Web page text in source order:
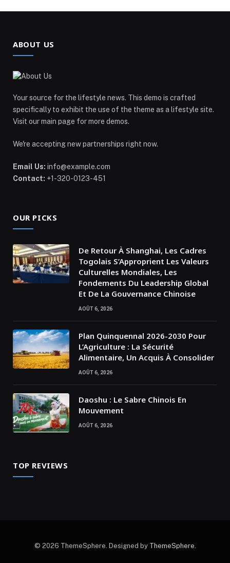
ABOUT US
Your source for the lifestyle news. This demo is crafted
specifically to exhibit the use of the theme as a lifestyle site.
Visit our main page for more demos.
We're accepting new partnerships right now.
Email Us: info@example.com
Contact: +1-320-0123-451
OUR PICKS
De Retour À Shanghai, Les Cadres
Togolais S’Approprient Les Valeurs
Culturelles Mondiales, Les
Fondements Du Leadership Global
Et De La Gouvernance Chinoise
AOÛT 6, 2026
Plan Quinquennal 2026-2030 Pour
L’Agriculture : La Sécurité
Alimentaire, Un Acquis À Consolider
AOÛT 6, 2026
Daoshu : Le Sabre Chinois En
Mouvement
AOÛT 6, 2026
TOP REVIEWS
© 2026 ThemeSphere. Designed by ThemeSphere